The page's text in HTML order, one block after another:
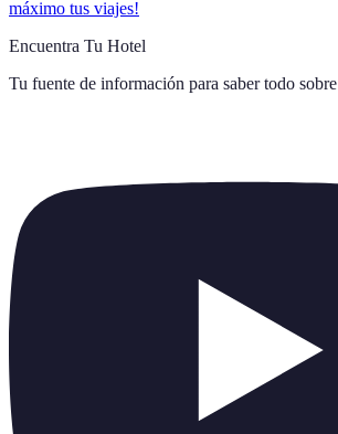
máximo tus viajes!
Encuentra Tu Hotel
Tu fuente de información para saber todo sobre